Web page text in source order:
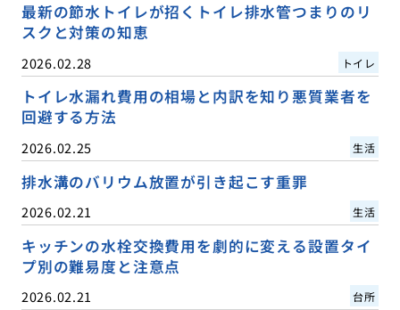
最新の節水トイレが招くトイレ排水管つまりのリ
スクと対策の知恵
2026.02.28 トイレ
トイレ水漏れ費用の相場と内訳を知り悪質業者を
回避する方法
2026.02.25 生活
排水溝のバリウム放置が引き起こす重罪
2026.02.21 生活
キッチンの水栓交換費用を劇的に変える設置タイ
プ別の難易度と注意点
2026.02.21 台所